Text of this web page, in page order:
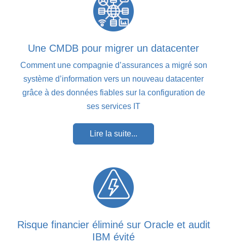
Une CMDB pour migrer un datacenter
Comment une compagnie d’assurances a migré son
système d’information vers un nouveau datacenter
grâce à des données fiables sur la configuration de
ses services IT
Lire la suite...
Risque financier éliminé sur Oracle et audit
IBM évité